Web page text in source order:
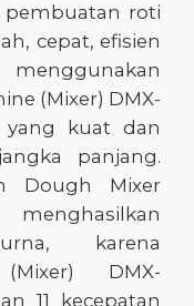
pembuatan roti
cepat, efisien
(Mixer) DMX-
yang kuat dan
panjang.
Dough Mixer
karena
DMX-
11 kecepatan